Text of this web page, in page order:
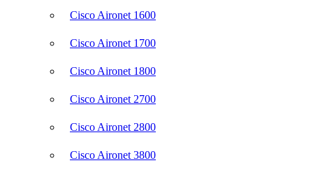
Cisco Aironet 1600
Cisco Aironet 1700
Cisco Aironet 1800
Cisco Aironet 2700
Cisco Aironet 2800
Cisco Aironet 3800